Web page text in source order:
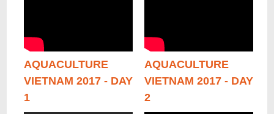
AQUACULTURE
VIETNAM 2017 - DAY
1
AQUACULTURE
VIETNAM 2017 - DAY
2